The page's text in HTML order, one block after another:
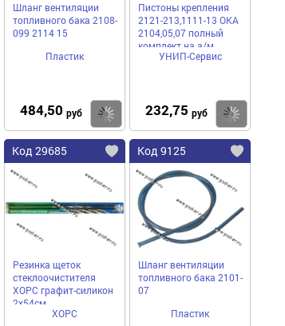
Шланг вентиляции
топливного бака 2108-
099 2114 15
Пластик
484,50 руб Купить
Пистоны крепления
2121-213,1111-13 ОКА
2104,05,07 полный
комплект на а/м
УНИП-Сервис
232,75 руб
Код 29685
Резинка щеток
стеклоочистителя
ХОРС графит-силикон
2х54см
ХОРС
Код 9125
Шланг вентиляции
топливного бака 2101-
07
Пластик